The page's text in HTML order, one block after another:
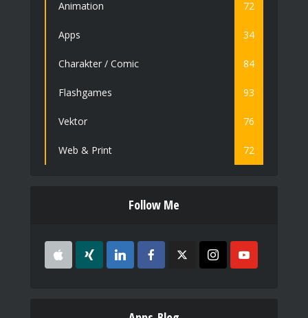
Animation 72
Apps 34
Charakter / Comic 84
Flashgames 93
Vektor 76
Web & Print 72
Follow Me